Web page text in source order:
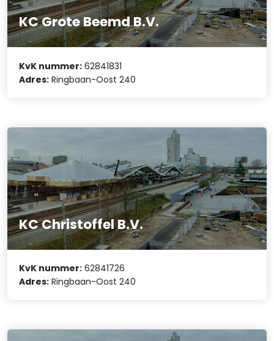
KC Grote Beemd B.V.
KvK nummer: 62841831
Adres: Ringbaan-Oost 240
KC Christoffel B.V.
KvK nummer: 62841726
Adres: Ringbaan-Oost 240